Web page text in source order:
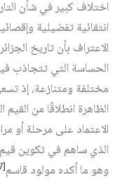
اختلاف كبير في شأن
انتقائية تفضيلية
الاعتراف بأن تاريخ
الحساسة التي تتجاذب
مختلفة ومتنازعة، إذ
الظاهرة انطلاقًا من
الاعتماد على مرحلة أو
الذي ساهم في تكوين قيم
وهو ما أكده مولود قاسم‏[7]